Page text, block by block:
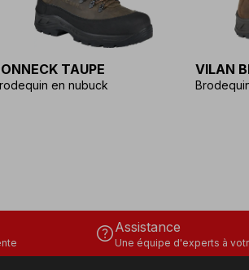
TAUPE
en nubuck
VILAN
helpAssistance
Une équipe d'experts à